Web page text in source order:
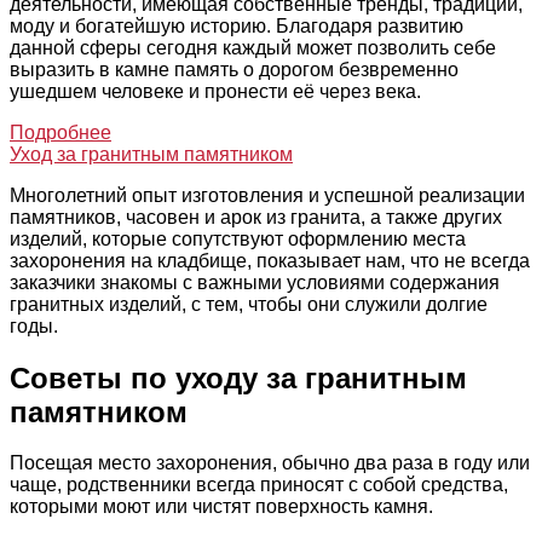
моду и богатейшую историю. Благодаря развитию
данной сферы сегодня каждый может позволить себе
выразить в камне память о дорогом безвременно
ушедшем человеке и пронести её через века.
Подробнее
Уход за гранитным памятником
Многолетний опыт изготовления и успешной реализации
памятников, часовен и арок из гранита, а также других
изделий, которые сопутствуют оформлению места
захоронения на кладбище, показывает нам, что не всегда
заказчики знакомы с важными условиями содержания
гранитных изделий, с тем, чтобы они служили долгие
годы.
Советы по уходу за гранитным
памятником
Посещая место захоронения, обычно два раза в году или
чаще, родственники всегда приносят с собой средства,
которыми моют или чистят поверхность камня.